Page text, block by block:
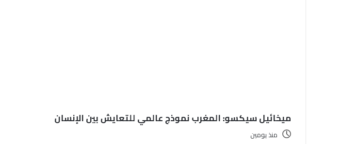
ميخائيل سيكسو: المغرب نموذج عالمي للتعايش بين الإنسان
منذ يومين